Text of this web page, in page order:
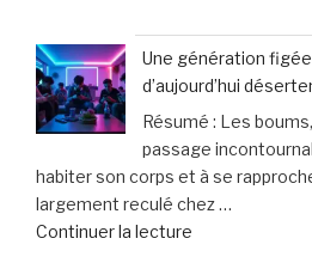
quotidien »
:
Explosion
de
40
%
des
appels
Une génération
d’aujourd’hui
Résumé : Les
passage
habiter son corps et à se
largement reculé chez …
Continuer la lecture